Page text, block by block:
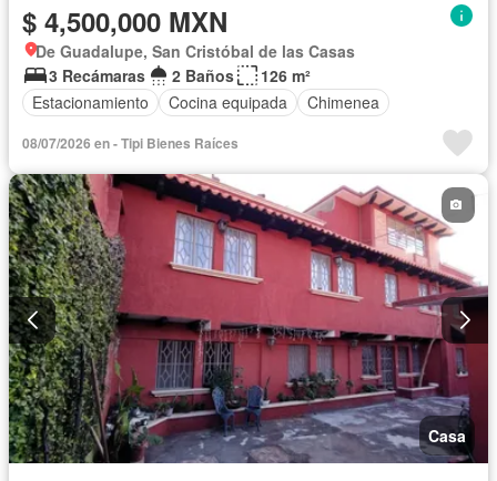
$ 4,500,000 MXN
De Guadalupe, San Cristóbal de las Casas
3 Recámaras
2 Baños
126 m²
Estacionamiento
Cocina equipada Chimenea
08/07/2026 en - Tipi Bienes Raíces
Casa